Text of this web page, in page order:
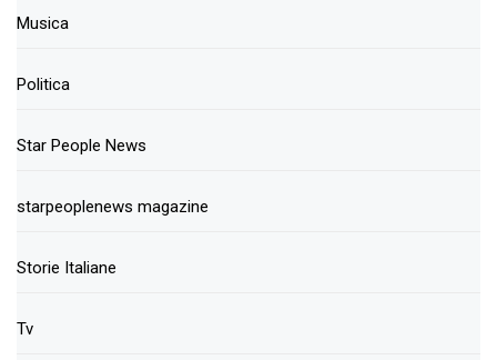
Musica
Politica
Star People News
starpeoplenews magazine
Storie Italiane
Tv